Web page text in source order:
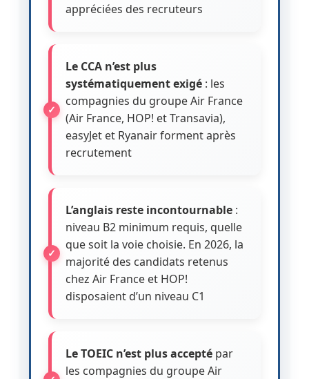
appréciées des recruteurs
Le CCA n’est plus
systématiquement exigé: les
compagnies du groupe Air France
(Air France, HOP! et Transavia),
easyJet et Ryanair forment après
recrutement
L’anglais reste incontournable:
niveau B2 minimum requis, quelle
que soit la voie choisie. En 2026, la
majorité des candidats retenus
chez Air France et HOP!
disposaient d’un niveau C1
Le TOEIC n’est plus acceptépar
les compagnies du groupe Air